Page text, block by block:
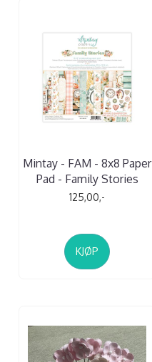
Mintay - FAM - 8x8 Paper
Pad - Family Stories
125,00,-
KJØP